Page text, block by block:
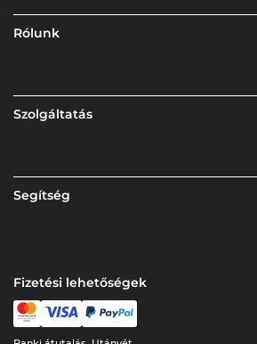
Rólunk
Szolgáltatás
Segítség
Fizetési lehetőségek